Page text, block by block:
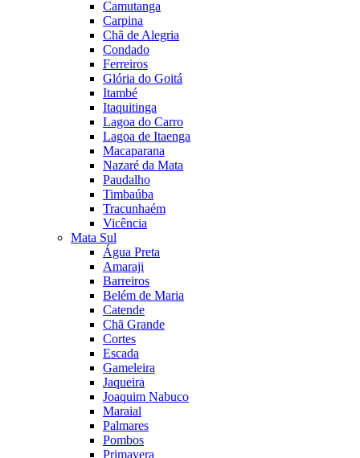
Camutanga
Carpina
Chã de Alegria
Condado
Ferreiros
Glória do Goitá
Itambé
Itaquitinga
Lagoa do Carro
Lagoa de Itaenga
Macaparana
Nazaré da Mata
Paudalho
Timbaúba
Tracunhaém
Vicência
Mata Sul
Água Preta
Amaraji
Barreiros
Belém de Maria
Catende
Chã Grande
Cortes
Escada
Gameleira
Jaqueira
Joaquim Nabuco
Maraial
Palmares
Pombos
Primavera